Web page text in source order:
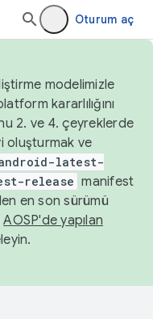
Oturum aç
modelimizle
kararlılığını
2. ve 4. çeyreklerde
oluşturmak ve
latest-
release manifest
en son sürümü
AOSP'de yapılan